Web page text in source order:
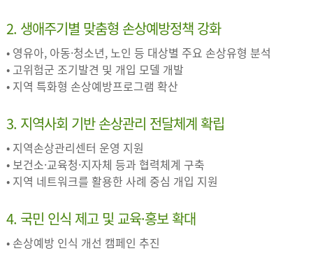
2. 생애주기별 맞춤형 손상예방정책 강화
• 영유아, 아동·청소년, 노인 등 대상별 주요 손상유형 분석
• 고위험군 조기발견 및 개입 모델 개발
• 지역 특화형 손상예방프로그램 확산
3. 지역사회 기반 손상관리 전달체계 확립
• 지역손상관리센터 운영 지원
• 보건소·교육청·지자체 등과 협력체계 구축
• 지역 네트워크를 활용한 사례 중심 개입 지원
4. 국민 인식 제고 및 교육·홍보 확대
• 손상예방 인식 개선 캠페인 추진